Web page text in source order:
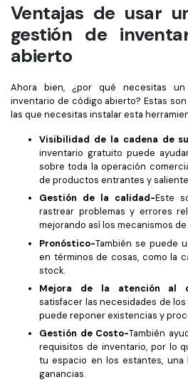
Ventajas de usar
gestión de
abierto
Ahora bien, ¿por qué necesitas
inventario de código abierto? Estas
las que necesitas instalar esta
Visibilidad de la cadena de
inventario gratuito puede
sobre toda la operación
de productos entrantes y
Gestión de la calidad-Este
rastrear problemas y errores
mejorando así los mecanismos
Pronóstico-También se puede
en términos de cosas, como la
stock.
Mejora de la atención al
satisfacer las necesidades de
puede reponer existencias y
Gestión de Costo-También
requisitos de inventario, por lo
tu espacio en los estantes, una
ganancias.